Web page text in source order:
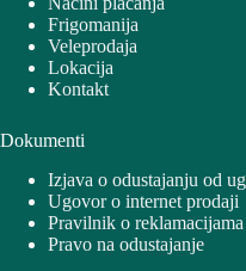
Frigomanija
Veleprodaja
Lokacija
Kontakt
Dokumenti
Izjava o odustajanju od
Ugovor o internet prodaji
Pravilnik o reklamacijama
Pravo na odustajanje